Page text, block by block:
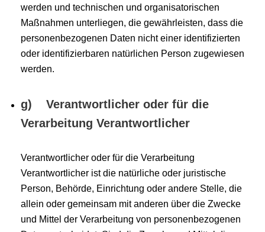
werden und technischen und organisatorischen
Maßnahmen unterliegen, die gewährleisten, dass die
personenbezogenen Daten nicht einer identifizierten
oder identifizierbaren natürlichen Person zugewiesen
werden.
g) Verantwortlicher oder für die
Verarbeitung Verantwortlicher
Verantwortlicher oder für die Verarbeitung
Verantwortlicher ist die natürliche oder juristische
Person, Behörde, Einrichtung oder andere Stelle, die
allein oder gemeinsam mit anderen über die Zwecke
und Mittel der Verarbeitung von personenbezogenen